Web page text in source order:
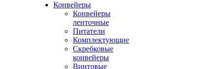
Конвейеры
Конвейеры
ленточные
Питатели
Комплектующие
Скребковые
конвейеры
Винтовые